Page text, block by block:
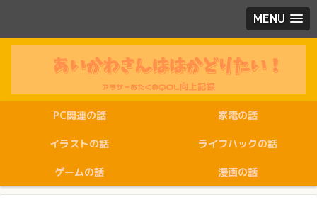
MENU
PC関連の話 家電の話
イラストの話 ライフハックの話
ゲームの話 漫画の話